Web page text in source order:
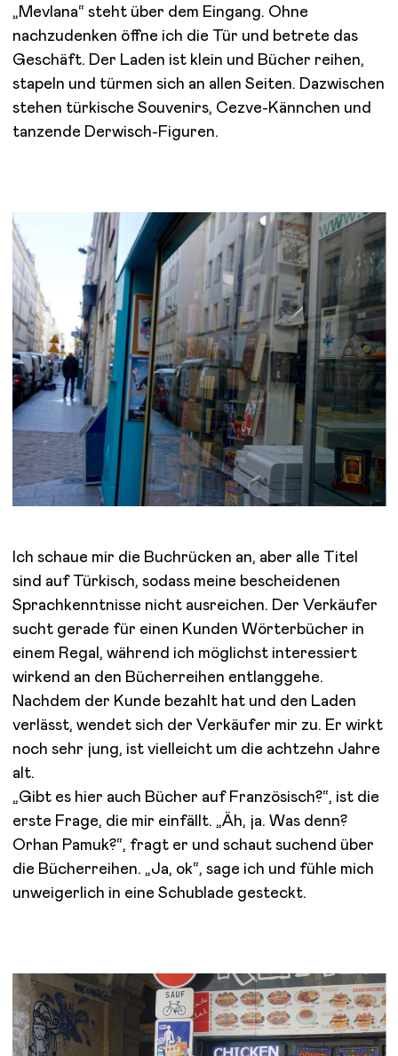
„Mevlana“ steht über dem Eingang. Ohne
nachzudenken öffne ich die Tür und betrete das
Geschäft. Der Laden ist klein und Bücher reihen,
stapeln und türmen sich an allen Seiten. Dazwischen
stehen türkische Souvenirs, Cezve-Kännchen und
tanzende Derwisch-Figuren.
Ich schaue mir die Buchrücken an, aber alle Titel
sind auf Türkisch, sodass meine bescheidenen
Sprachkenntnisse nicht ausreichen. Der Verkäufer
sucht gerade für einen Kunden Wörterbücher in
einem Regal, während ich möglichst interessiert
wirkend an den Bücherreihen entlanggehe.
Nachdem der Kunde bezahlt hat und den Laden
verlässt, wendet sich der Verkäufer mir zu. Er wirkt
noch sehr jung, ist vielleicht um die achtzehn Jahre
alt.
„Gibt es hier auch Bücher auf Französisch?“, ist die
erste Frage, die mir einfällt. „Äh, ja. Was denn?
Orhan Pamuk?“, fragt er und schaut suchend über
die Bücherreihen. „Ja, ok“, sage ich und fühle mich
unweigerlich in eine Schublade gesteckt.